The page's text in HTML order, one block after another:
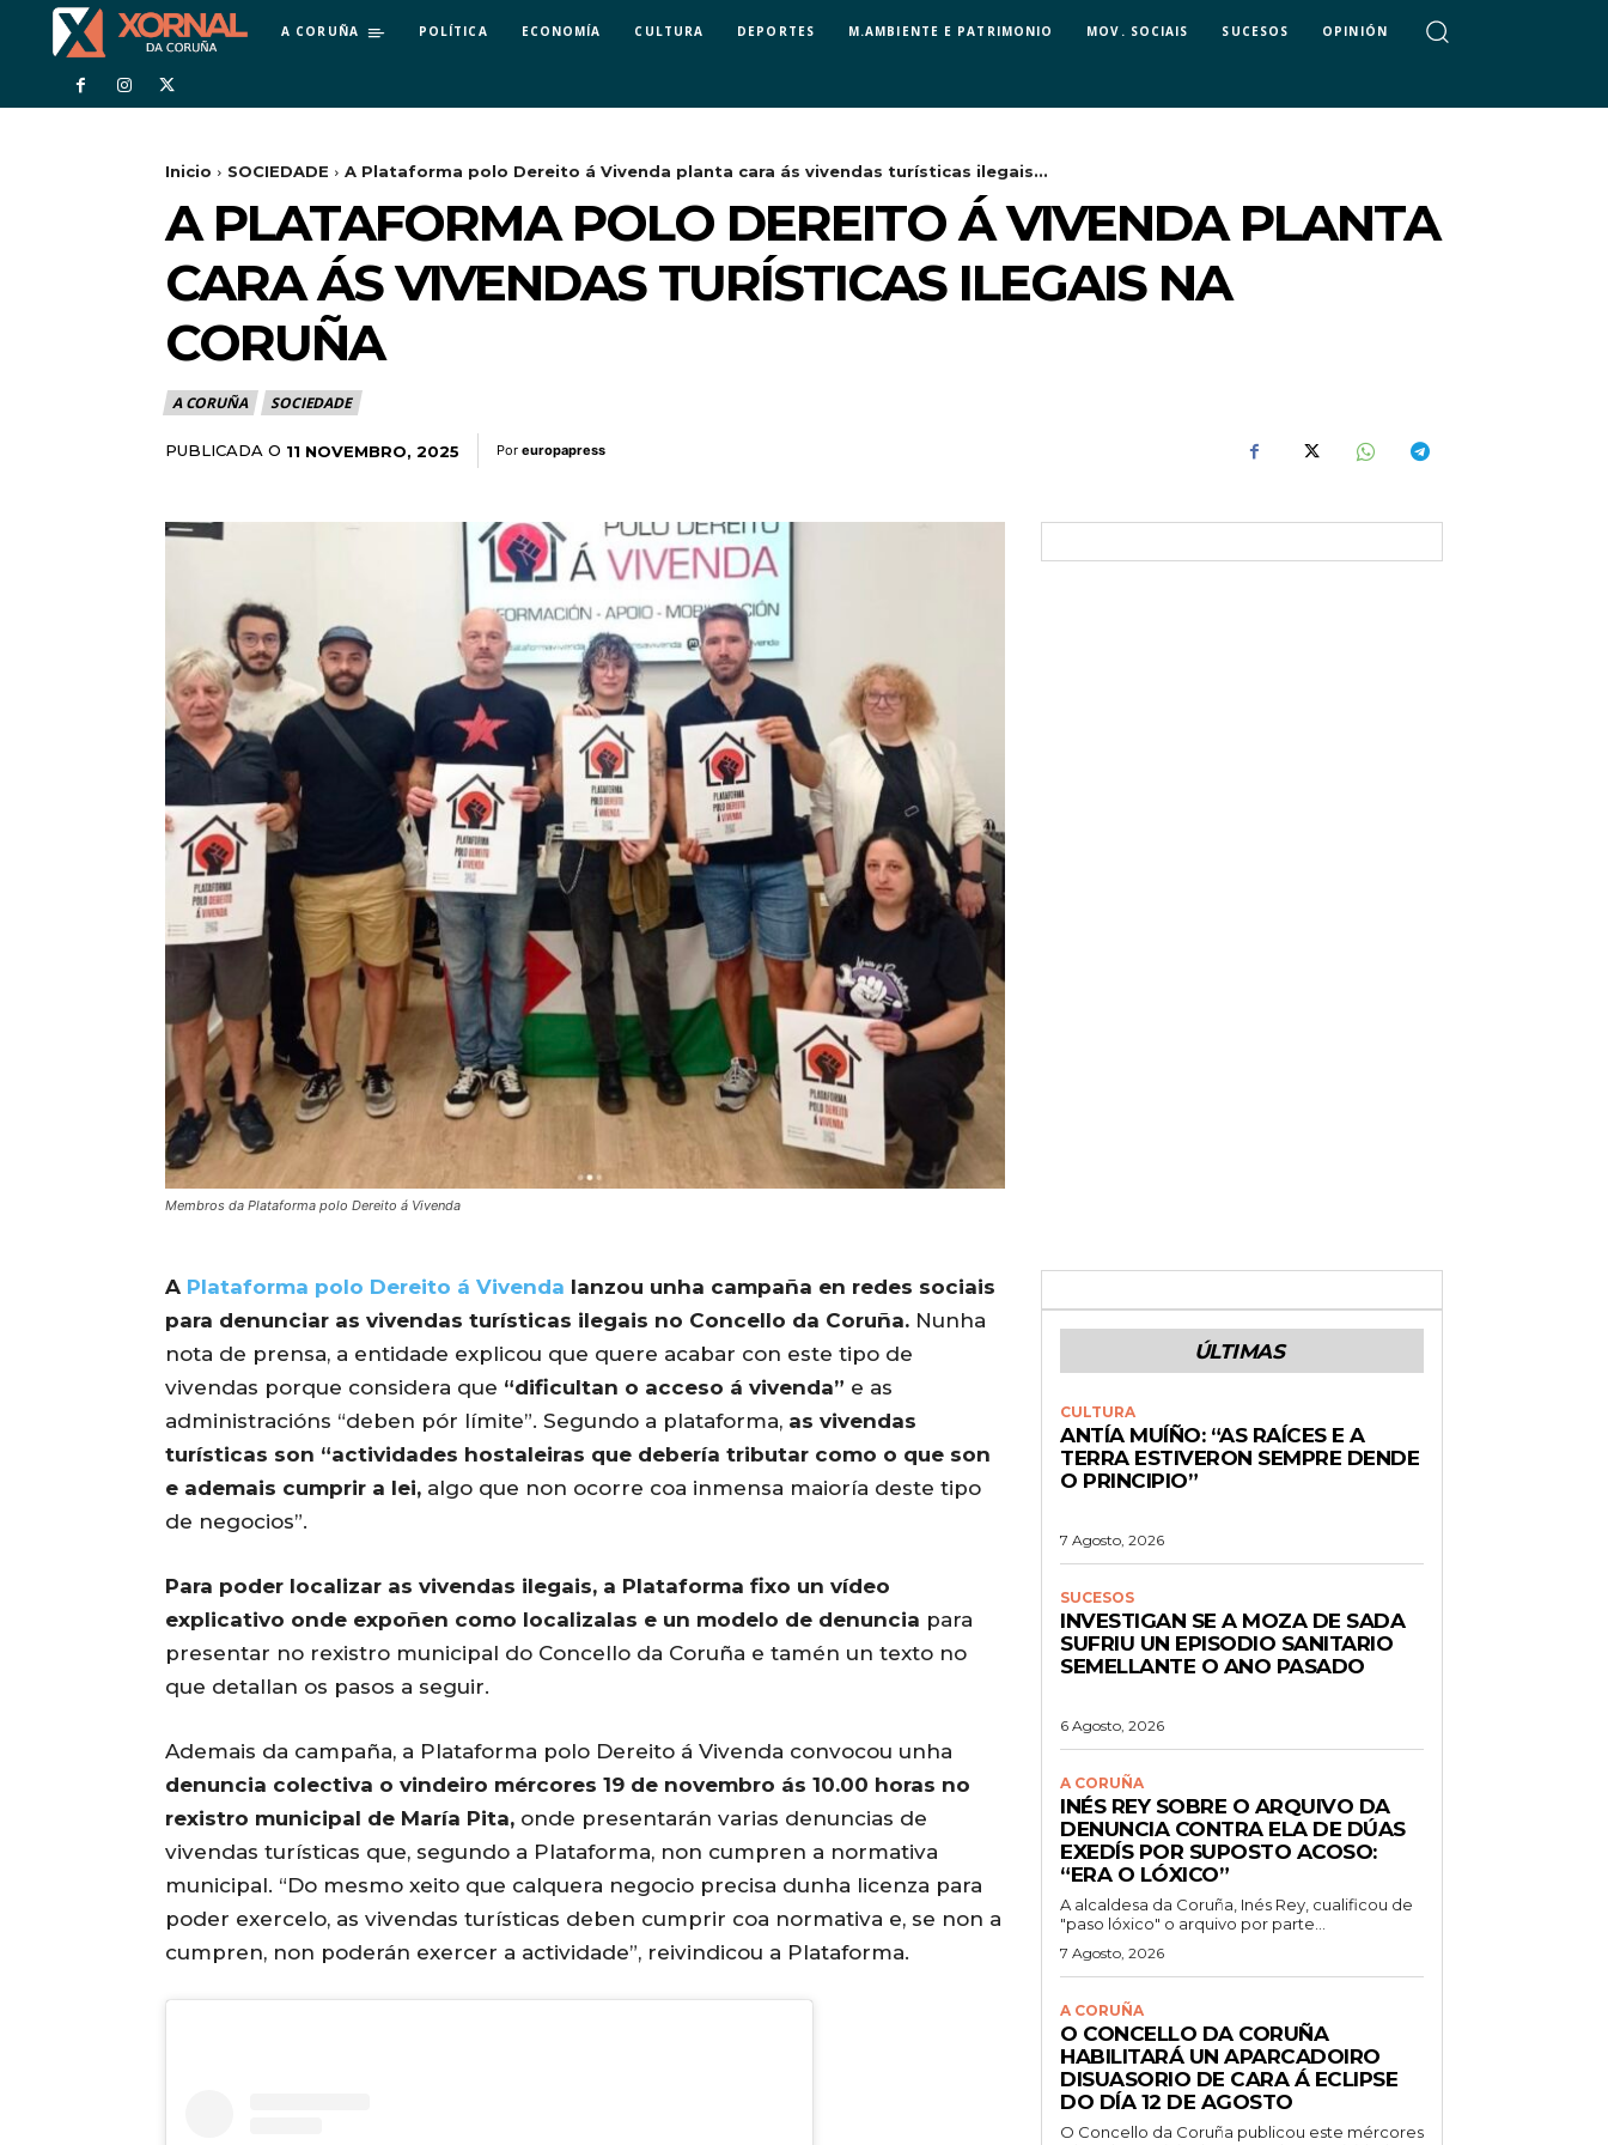
A CORUÑA POLÍTICA ECONOMÍA CULTURA DEPORTES M.AMBIENTE E PATRIMONIO MOV. SOCIAIS SUCESOS OPINIÓN
Inicio SOCIEDADE A Plataforma polo Dereito á Vivenda planta cara ás vivendas turísticas ilegais...
A PLATAFORMA POLO DEREITO Á VIVENDA PLANTA
CARA ÁS VIVENDAS TURÍSTICAS ILEGAIS NA
CORUÑA
A CORUÑA SOCIEDADE
PUBLICADA O 11 NOVEMBRO, 2025 Por europapress
Membros da Plataforma polo Dereito á Vivenda
A Plataforma polo Dereito á Vivenda lanzou unha campaña en redes sociais
para denunciar as vivendas turísticas ilegais no Concello da Coruña. Nunha
nota de prensa, a entidade explicou que quere acabar con este tipo de
vivendas porque considera que “dificultan o acceso á vivenda” e as
administracións “deben pór límite”. Segundo a plataforma, as vivendas
turísticas son “actividades hostaleiras que debería tributar como o que son
e ademais cumprir a lei, algo que non ocorre coa inmensa maioría deste tipo
de negocios”.
Para poder localizar as vivendas ilegais, a Plataforma fixo un vídeo
explicativo onde expoñen como localizalas e un modelo de denuncia para
presentar no rexistro municipal do Concello da Coruña e tamén un texto no
que detallan os pasos a seguir.
Ademais da campaña, a Plataforma polo Dereito á Vivenda convocou unha
denuncia colectiva o vindeiro mércores 19 de novembro ás 10.00 horas no
rexistro municipal de María Pita, onde presentarán varias denuncias de
vivendas turísticas que, segundo a Plataforma, non cumpren a normativa
municipal. “Do mesmo xeito que calquera negocio precisa dunha licenza para
poder exercelo, as vivendas turísticas deben cumprir coa normativa e, se non a
cumpren, non poderán exercer a actividade”, reivindicou a Plataforma.
ÚLTIMAS
CULTURA
ANTÍA MUÍÑO: “AS RAÍCES E A
TERRA ESTIVERON SEMPRE DENDE
O PRINCIPIO”
7 Agosto, 2026
SUCESOS
INVESTIGAN SE A MOZA DE SADA
SUFRIU UN EPISODIO SANITARIO
SEMELLANTE O ANO PASADO
6 Agosto, 2026
A CORUÑA
INÉS REY SOBRE O ARQUIVO DA
DENUNCIA CONTRA ELA DE DÚAS
EXEDÍS POR SUPOSTO ACOSO:
“ERA O LÓXICO”
A alcaldesa da Coruña, Inés Rey, cualificou de
"paso lóxico" o arquivo por parte...
7 Agosto, 2026
A CORUÑA
O CONCELLO DA CORUÑA
HABILITARÁ UN APARCADOIRO
DISUASORIO DE CARA Á ECLIPSE
DO DÍA 12 DE AGOSTO
O Concello da Coruña publicou este mércores